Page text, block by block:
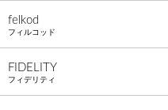
felkod
フィルコッド
FIDELITY
フィデリティ